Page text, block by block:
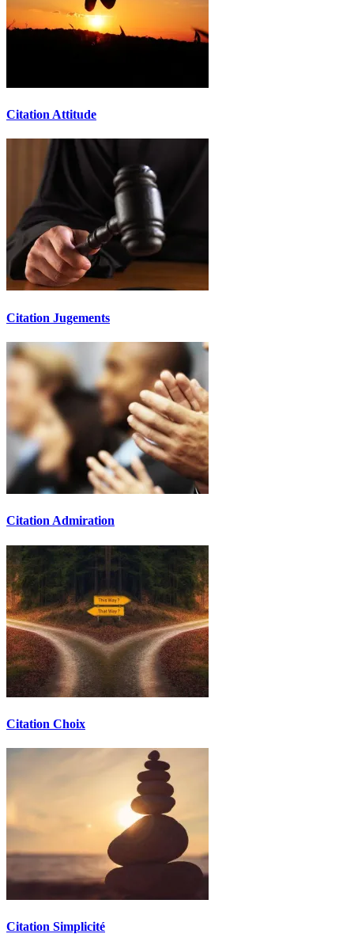
Citation Attitude
Citation Jugements
Citation Admiration
Citation Choix
Citation Simplicité